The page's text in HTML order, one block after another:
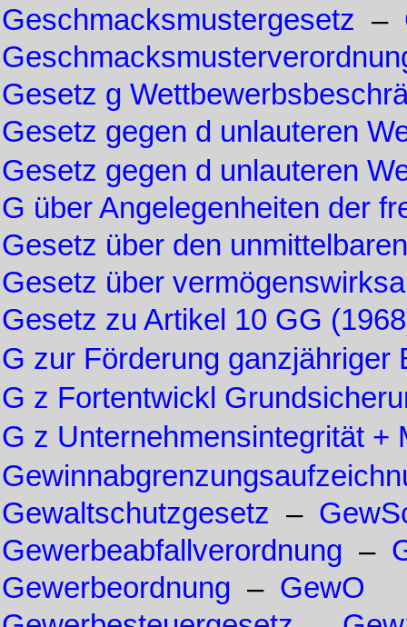
Geschmacksmustergesetz –
Gesetz g
Gesetz gegen d unlauteren
Gesetz gegen d unlauteren
G über Angelegenheiten der
Gesetz über den
Gesetz über
Gesetz zu Artikel 10 GG
G zur Förderung ganzjähriger
G z Fortentwickl
G z Unternehmensintegrität +
Gewaltschutzgesetz –
Gewerbeabfallverordnung –
Gewerbeordnung – GewO